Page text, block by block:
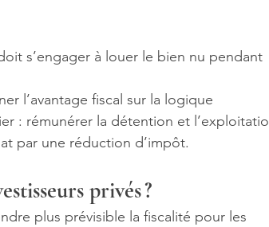
s’engager à louer le bien nu pendant
l’avantage fiscal sur la logique
: rémunérer la détention et
par une réduction d’impôt.
privés ?
plus prévisible la fiscalité pour les